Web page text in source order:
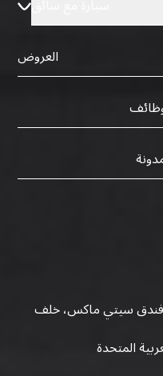
العروض
مقابل فندق سيتي ماكس، خلف